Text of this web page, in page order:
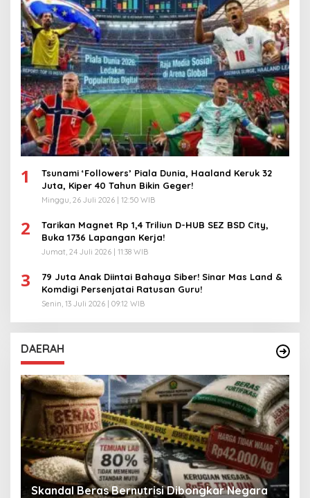
1
Tsunami ‘Followers’ Piala Dunia, Haaland Keruk 32
Juta, Kiper 40 Tahun Bikin Geger!
Minggu, 26 Juli 2026 | 12:50 WIB
2
Tarikan Magnet Rp 1,4 Triliun D-HUB SEZ BSD City,
Buka 1736 Lapangan Kerja!
Jumat, 24 Juli 2026 | 11:38 WIB
3
79 Juta Anak Diintai Bahaya Siber! Sinar Mas Land &
Komdigi Persenjatai Ratusan Guru!
Senin, 13 Juli 2026 | 09:12 WIB
DAERAH
Skandal Beras Bernutrisi Dibongkar Negara